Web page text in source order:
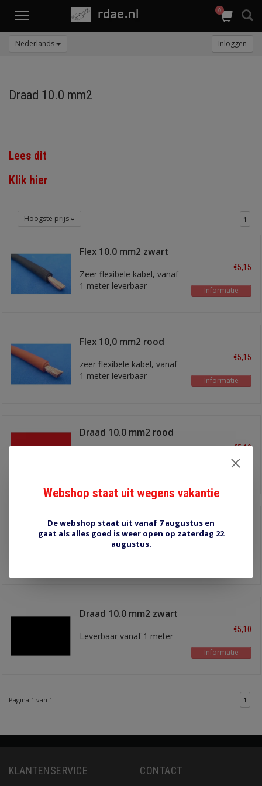
Toggle
0
Nederlands Inloggen
Draad 10.0 mm2
Lees dit
Klik hier
Hoogste prijs 1
Flex 10.0 mm2 zwart
Zeer flexibele kabel, vanaf
1 meter leverbaar
€5,15
Informatie
Flex 10,0 mm2 rood
zeer flexibele kabel, vanaf
1 meter leverbaar
€5,15
Informatie
Draad 10.0 mm2 rood
€5,10
Informatie
Draad 10.0 mm2 bruin
Leverbaar vanaf 1 meter
Draad 10.0 mm2 zwart
Leverbaar vanaf 1 meter
€5,10
Informatie
Pagina 1 van 1 1
KLANTENSERVICE CONTACT
Webshop staat uit wegens vakantie
De webshop staat uit vanaf 7 augustus en
gaat als alles goed is weer open op zaterdag 22
augustus.